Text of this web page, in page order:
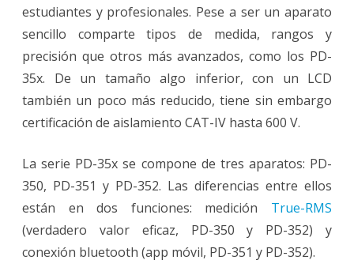
estudiantes y profesionales. Pese a ser un aparato
sencillo comparte tipos de medida, rangos y
precisión que otros más avanzados, como los PD-
35x. De un tamaño algo inferior, con un LCD
también un poco más reducido, tiene sin embargo
certificación de aislamiento CAT-IV hasta 600 V.
La serie PD-35x se compone de tres aparatos: PD-
350, PD-351 y PD-352. Las diferencias entre ellos
están en dos funciones: medición True-RMS
(verdadero valor eficaz, PD-350 y PD-352) y
conexión bluetooth (app móvil, PD-351 y PD-352).